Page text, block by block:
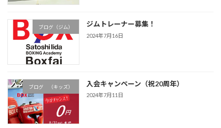
ブログ（ジム） ジムトレーナー募集！
2024年7月16日
ブログ （キッズ） 入会キャンペーン（祝20周年）
2024年7月11日